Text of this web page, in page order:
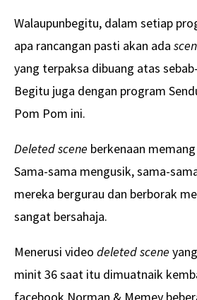
Walaupunbegitu, dalam setiap
apa rancangan pasti akan ada
yang terpaksa dibuang atas
Begitu juga dengan program
Pom Pom ini.
Deleted scene berkenaan
Sama-sama mengusik, sama-
mereka bergurau dan berborak
sangat bersahaja.
Menerusi video deleted scene
minit 36 saat itu dimuatnaik